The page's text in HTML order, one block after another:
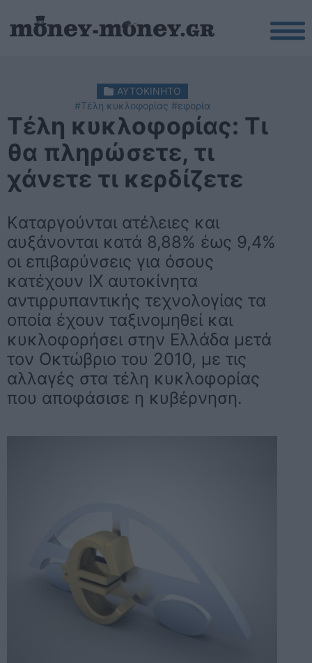
ΑΥΤΟΚΙΝΗΤΟ
#Τέλη κυκλοφορίας #εφορία
Τέλη κυκλοφορίας: Τι
θα πληρώσετε, τι
χάνετε τι κερδίζετε
Kαταργούνται ατέλειες και
αυξάνονται κατά 8,88% έως 9,4%
οι επιβαρύνσεις για όσους
κατέχουν ΙΧ αυτοκίνητα
αντιρρυπαντικής τεχνολογίας τα
οποία έχουν ταξινομηθεί και
κυκλοφορήσει στην Ελλάδα μετά
τον Οκτώβριο του 2010, με τις
αλλαγές στα τέλη κυκλοφορίας
που αποφάσισε η κυβέρνηση.